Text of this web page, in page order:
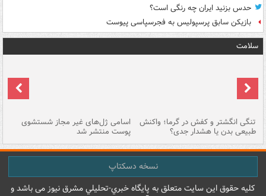
حدس بزنید ایران چه رنگی است؟
بازیکن سابق پرسپولیس به فجرسپاسی پیوست
سلامت
تنگی انگشتر و کفش در گرما؛ واکنش
طبیعی بدن یا هشدار جدی؟
اسامی ژل‌های غیر مجاز شستشوی
پوست منتشر شد
نسخه دسکتاپ
کليه حقوق اين سايت متعلق به پایگاه خبري-تحليلي مشرق نيوز می باشد و